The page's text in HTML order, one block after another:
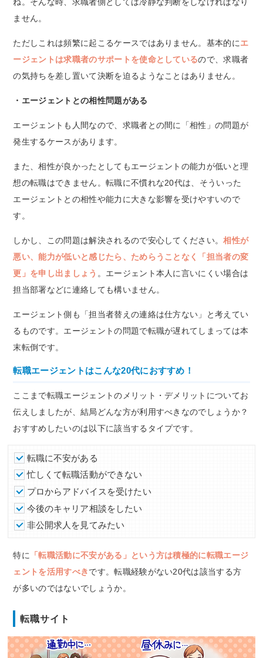
ません。
ただしこれは頻繁に起こるケースではありません。基本的にエ
ージェントは求職者のサポートを使命としているので、求職者
の気持ちを差し置いて決断を迫るようなことはありません。
・エージェントとの相性問題がある
エージェントも人間なので、求職者との間に「相性」の問題が
発生するケースがあります。
また、相性が良かったとしてもエージェントの能力が低いと理
想の転職はできません。転職に不慣れな20代は、そういった
エージェントとの相性や能力に大きな影響を受けやすいので
す。
しかし、この問題は解決されるので安心してください。相性が
悪い、能力が低いと感じたら、ためらうことなく「担当者の変
更」を申し出ましょう 。エージェント本人に言いにくい場合は
担当部署などに連絡しても構いません。
エージェント側も「担当者替えの連絡は仕方ない」と考えてい
るものです。エージェントの問題で転職が遅れてしまっては本
末転倒です。
転職エージェントはこんな20代におすすめ！
ここまで転職エージェントのメリット・デメリットについてお
伝えしましたが、結局どんな方が利用すべきなのでしょうか？
おすすめしたいのは以下に該当するタイプです。
転職に不安がある
忙しくて転職活動ができない
プロからアドバイスを受けたい
今後のキャリア相談をしたい
非公開求人を見てみたい
特に
「転職活動に不安がある」という方は積極的に転職エージ
ェントを活用すべきです。転職経験がない20代は該当する方
が多いのではないでしょうか。
転職サイト